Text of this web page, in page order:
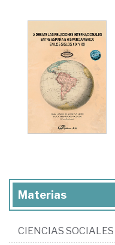
Materias
CIENCIAS SOCIALES